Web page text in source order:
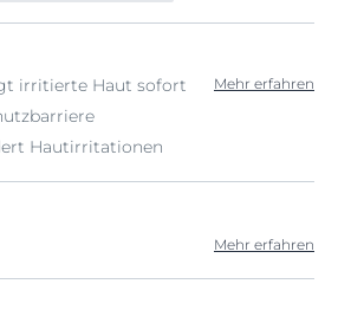
irritierte Haut sofort
Hautirritationen
Mehr erfahren
Mehr erfahren